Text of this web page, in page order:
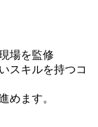
スキルを持つコ
めます。